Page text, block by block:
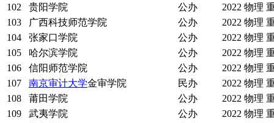
102
贵阳学院 公办 2022 物理
103
广西科技师范学院 公办 2022 物理
104
张家口学院 公办 2022 物理
105
哈尔滨学院 公办 2022 物理
106
信阳师范学院 公办 2022 物理
107
南京审计大学金审学院 民办 2022 物理
108
莆田学院 公办 2022 物理
109
武夷学院 公办 2022 物理